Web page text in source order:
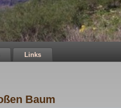
Links
Baum